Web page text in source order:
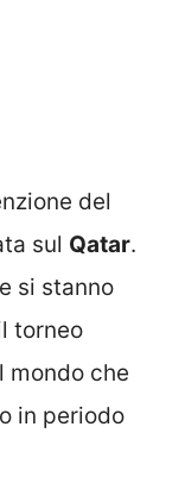
del
sul Qatar.
si stanno
torneo
che
in periodo